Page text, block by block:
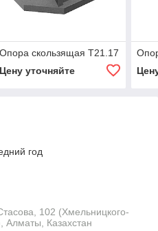
Опора скользящая Т21.17
Цену уточняйте
год
102 (Хмельницкого-
Казахстан